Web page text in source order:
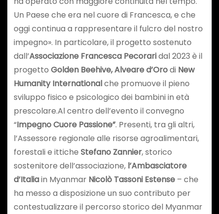
Un Paese che era nel cuore di Francesca, e che
oggi continua a rappresentare il fulcro del nostro
impegno». In particolare, il progetto sostenuto
dall’Associazione Francesca Pecoraridal 2023 è il
progetto Golden Beehive, Alveare d’Orodi New
Humanity Internationalche promuove il pieno
sviluppo fisico e psicologico dei bambini in età
prescolare.Al centro dell’evento il convegno
“Impegno Cuore Passione”. Presenti, tra gli altri,
l’Assessore regionale alle risorse agroalimentari,
forestali e ittiche Stefano Zannier, storico
sostenitore dell’associazione, l’Ambasciatore
d’Italiain MyanmarNicolò Tassoni Estense– che
ha messo a disposizione un suo contributo per
contestualizzare il percorso storico del Myanmar